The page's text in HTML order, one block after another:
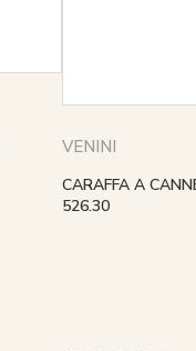
VENINI
CARAFFA A
526.30